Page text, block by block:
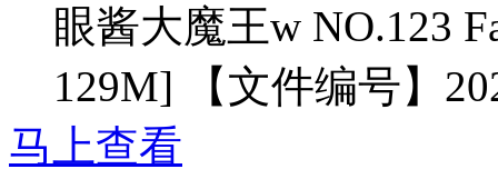
眼酱大魔王w NO.123
129M] 【文件编号】
马上查看